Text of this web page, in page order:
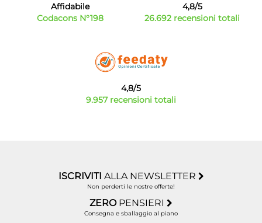
Affidabile
Codacons N°198
4,8/5
26.692 recensioni totali
4,8/5
9.957 recensioni totali
ISCRIVITI ALLA NEWSLETTER
Non perderti le nostre offerte!
ZERO PENSIERI
Consegna e sballaggio al piano